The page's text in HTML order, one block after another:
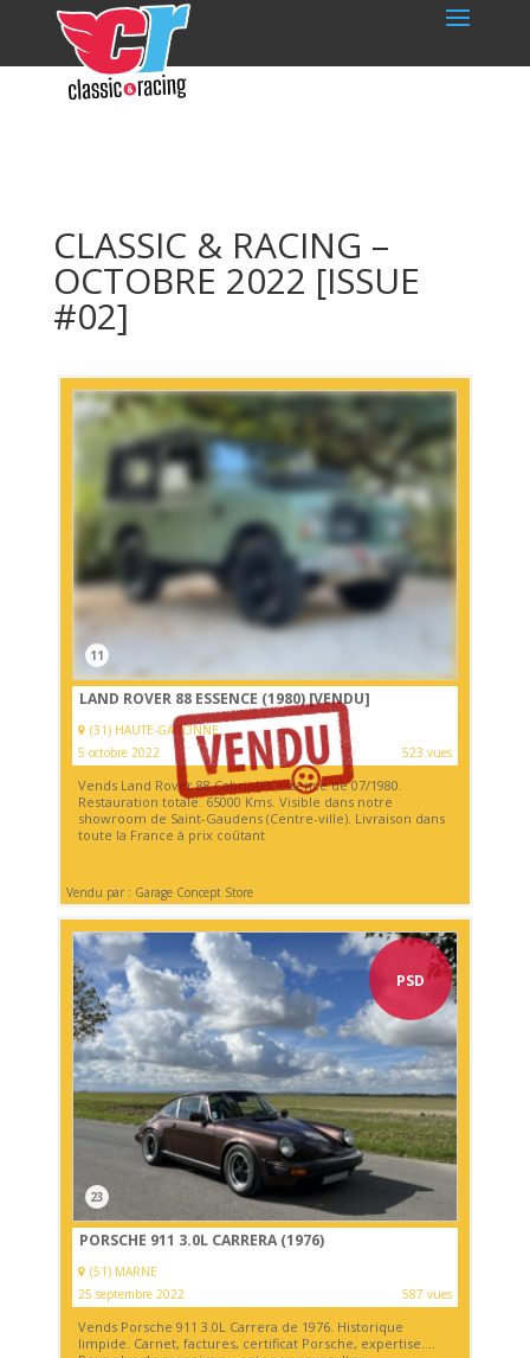
CLASSIC & RACING –
OCTOBRE 2022 [ISSUE
#02]
11
LAND ROVER 88 ESSENCE (1980) [VENDU]
(31) HAUTE-GARONNE
5 octobre 2022
523 vues
Vends Land Rover 88 Cabriolet essence de 07/1980.
Restauration totale. 65000 Kms. Visible dans notre
showroom de Saint-Gaudens (Centre-ville). Livraison dans
toute la France à prix coûtant
Vendu par : Garage Concept Store
PSD
23
PORSCHE 911 3.0L CARRERA (1976)
(51) MARNE
25 septembre 2022
587 vues
Vends Porsche 911 3.0L Carrera de 1976. Historique
limpide. Carnet, factures, certificat Porsche, expertise....